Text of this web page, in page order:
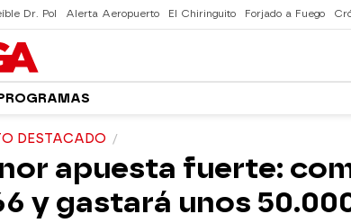
Dr. Pol Alerta Aeropuerto El Chiringuito Forjado a Fuego
DESTACADO
apuesta fuerte:
y gastará unos